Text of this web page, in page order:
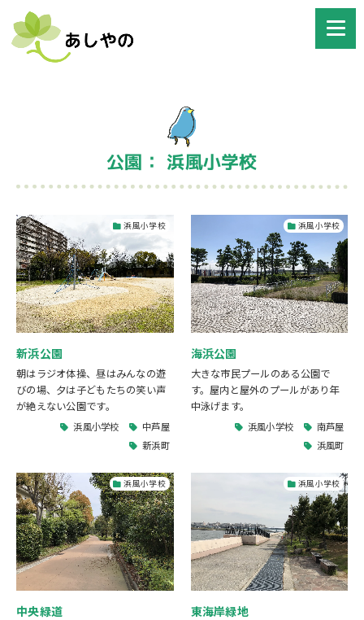
公園： 浜風小学校
浜風小学校
新浜公園
朝はラジオ体操、昼はみんなの遊
びの場、夕は子どもたちの笑い声
が絶えない公園です。
浜風小学校
中芦屋
新浜町
浜風小学校
海浜公園
大きな市民プールのある公園で
す。屋内と屋外のプールがあり年
中泳げます。
浜風小学校
南芦屋
浜風町
浜風小学校
中央緑道
浜風小学校
東海岸緑地